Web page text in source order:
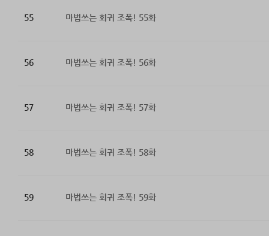
55 마법쓰는 회귀 조폭! 55화
56 마법쓰는 회귀 조폭! 56화
57 마법쓰는 회귀 조폭! 57화
58 마법쓰는 회귀 조폭! 58화
59 마법쓰는 회귀 조폭! 59화